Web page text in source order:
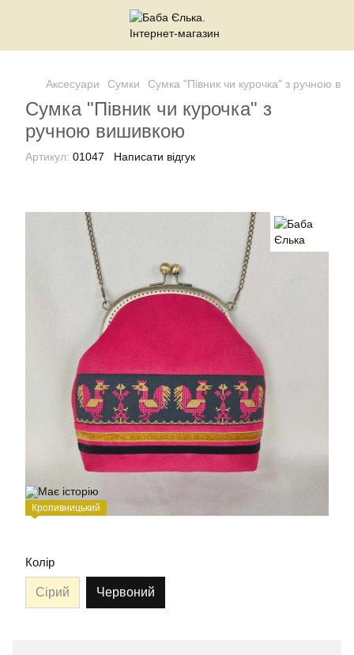
Аксесуари Сумки Сумка "Півник чи курочка" з ручною
Сумка "Півник чи курочка" з
ручною вишивкою
Артикул: 01047 Написати відгук
Кропивницький
Колір
Сірий Червоний